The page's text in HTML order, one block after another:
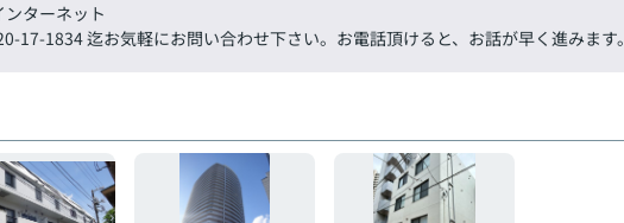
ターネット
17-1834 迄お気軽にお問い合わせ下さい。お電話頂けると、お話が早く進みます。